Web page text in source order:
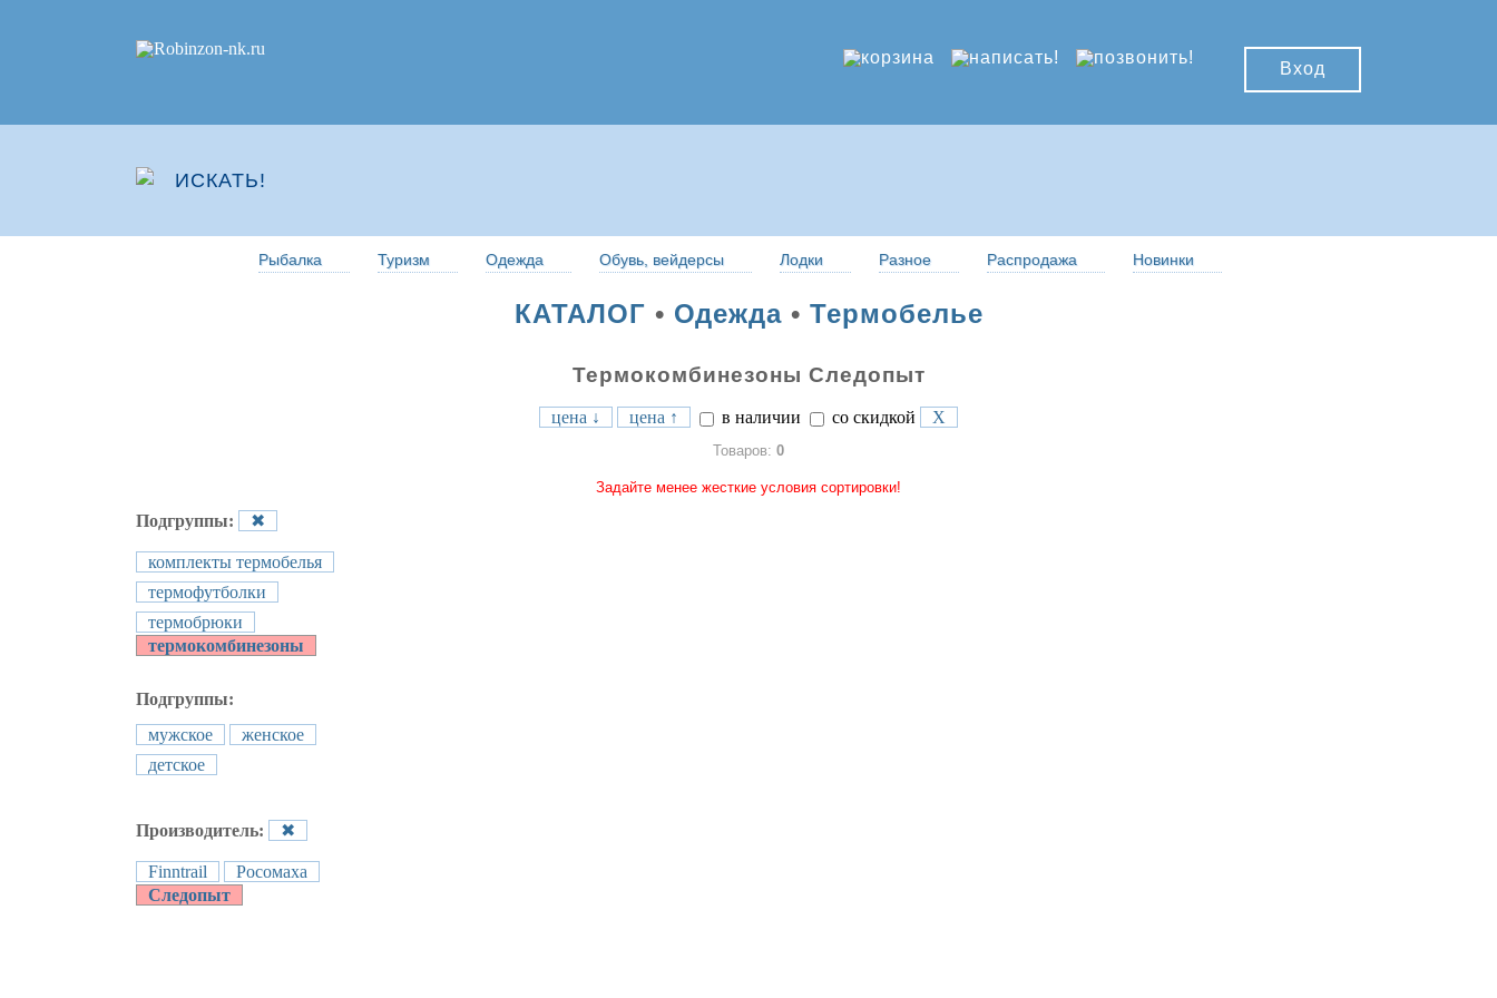
Вход
Рыбалка Туризм Одежда Обувь, вейдерсы Лодки Разное Распродажа Новинки
КАТАЛОГ • Одежда• Термобелье
Термокомбинезоны Следопыт
цена ↓ цена ↑ в наличии со скидкой X
Товаров: 0
Задайте менее жесткие условия сортировки!
Подгруппы: ✖
комплекты термобелья
термофутболки
термобрюки
термокомбинезоны
Подгруппы:
мужское
женское
детское
Производитель: ✖
Finntrail
Росомаха
Следопыт